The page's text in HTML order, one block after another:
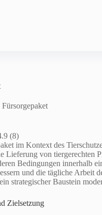
Fürsorgepaket
(8)
im Kontext des
Lieferung von tiergerechten
Bedingungen innerhalb
und die tägliche Arbeit
strategischer Baustein
Zielsetzung